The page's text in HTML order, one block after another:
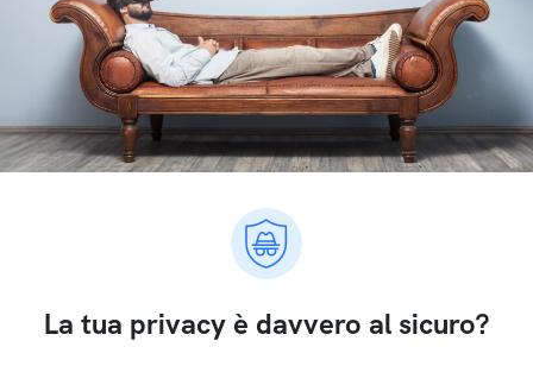
La tua privacy è davvero al sicuro?